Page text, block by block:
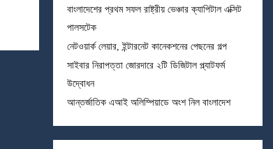
বাংলাদেশের প্রথম সফল রাষ্ট্রীয় ভেঞ্চার ক্যাপিটাল এক্সিট
পালসটেক
নেটওয়ার্ক লেয়ার, ইন্টারনেট কানেকশনের পেছনের গল্প
সাইবার নিরাপত্তা জোরদারে ২টি ডিজিটাল প্ল্যাটফর্ম
উদ্বোধন
আন্তর্জাতিক এআই অলিম্পিয়াডে অংশ নিল বাংলাদেশ